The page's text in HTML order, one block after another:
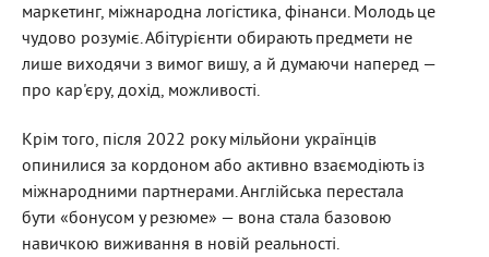
маркетинг, міжнародна логістика, фінанси. Молодь це
чудово розуміє. Абітурієнти обирають предмети не
лише виходячи з вимог вишу, а й думаючи наперед —
про кар'єру, дохід, можливості.
Крім того, після 2022 року мільйони українців
опинилися за кордоном або активно взаємодіють із
міжнародними партнерами. Англійська перестала
бути «бонусом у резюме» — вона стала базовою
навичкою виживання в новій реальності.